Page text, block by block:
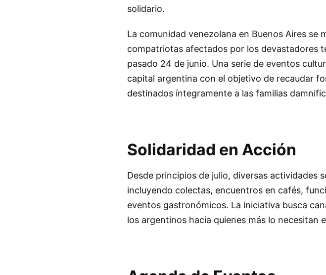
solidario.
La comunidad venezolana en Buenos Aires se
compatriotas afectados por los devastadores
pasado 24 de junio. Una serie de eventos
capital argentina con el objetivo de recaudar
destinados íntegramente a las familias
Solidaridad en Acción
Desde principios de julio, diversas actividades
incluyendo colectas, encuentros en cafés,
eventos gastronómicos. La iniciativa busca
los argentinos hacia quienes más lo necesitan